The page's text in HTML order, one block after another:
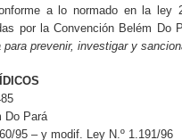
a lo normado en la ley
por la Convención Belém
prevenir, investigar y
Do Pará
95 – y modif. Ley N.º 1.191/96